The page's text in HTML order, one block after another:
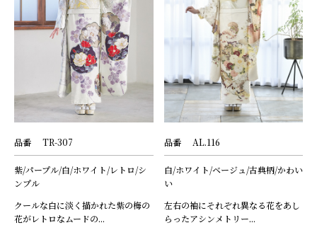
品番 TR-307
紫/パープル/白/ホワイト/レトロ/シ
ンプル
クールな白に淡く描かれた紫の梅の
花がレトロなムードの...
品番 AL.116
白/ホワイト/ベージュ/古典柄/かわい
い
左右の袖にそれぞれ異なる花をあし
らったアシンメトリー...